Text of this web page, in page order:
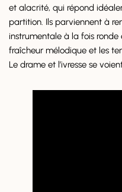
et alacrité, qui répond
partition. Ils parviennent à
instrumentale à la fois
fraîcheur mélodique et les
Le drame et l’ivresse se